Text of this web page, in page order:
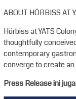
ABOUT HÖRBISS AT
Hörbiss at YATS
thoughtfully
contemporary
converge to create
Press Release ini